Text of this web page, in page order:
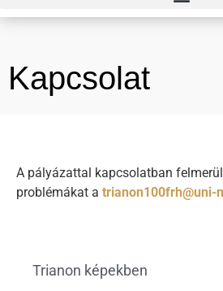
Kapcsolat
Trianon képekben
A pályázattal kapcsolatban
problémákat a trianon100frh@uni-